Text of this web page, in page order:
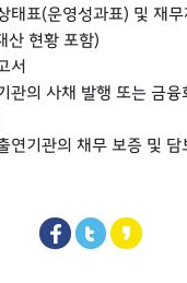
태표(운영성과표) 및 재
산 현황 포함)
서
관의 사채 발행 또는 금융
기관의 채무 보증 및 담